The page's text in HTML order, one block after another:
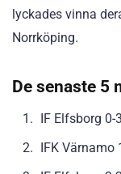
lyckades vinna
Norrköping.
De senaste 5
IF Elfsborg 0-
IFK Värnamo